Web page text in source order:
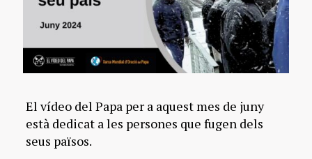
El vídeo del Papa per a aquest mes de juny
està dedicat a les persones que fugen dels
seus països.